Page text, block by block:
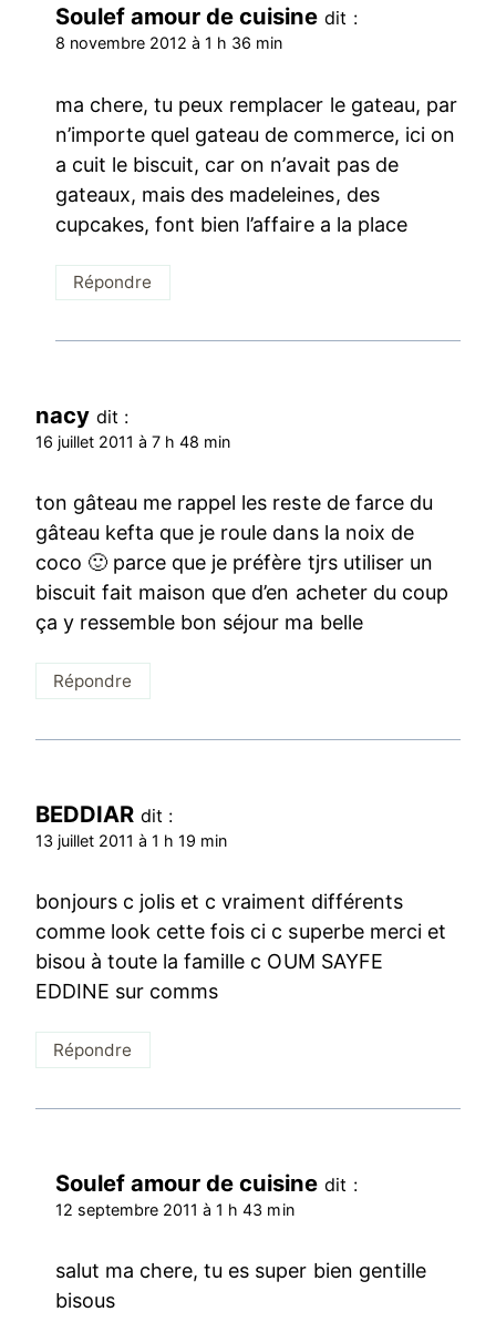
Soulef amour de cuisine dit :
8 novembre 2012 à 1 h 36 min
ma chere, tu peux remplacer le gateau, par
n’importe quel gateau de commerce, ici on
a cuit le biscuit, car on n’avait pas de
gateaux, mais des madeleines, des
cupcakes, font bien l’affaire a la place
Répondre
nacy dit :
16 juillet 2011 à 7 h 48 min
ton gâteau me rappel les reste de farce du
gâteau kefta que je roule dans la noix de
coco 🙂 parce que je préfère tjrs utiliser un
biscuit fait maison que d’en acheter du coup
ça y ressemble bon séjour ma belle
Répondre
BEDDIAR dit :
13 juillet 2011 à 1 h 19 min
bonjours c jolis et c vraiment différents
comme look cette fois ci c superbe merci et
bisou à toute la famille c OUM SAYFE
EDDINE sur comms
Répondre
Soulef amour de cuisine dit :
12 septembre 2011 à 1 h 43 min
salut ma chere, tu es super bien gentille
bisous